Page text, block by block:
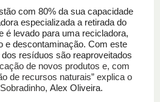
com 80% da sua capacidade
especializada a retirada do
é levado para uma recicladora,
e descontaminação. Com este
resíduos são reaproveitados
de novos produtos e, com
de recursos naturais” explica o
Alex Oliveira.